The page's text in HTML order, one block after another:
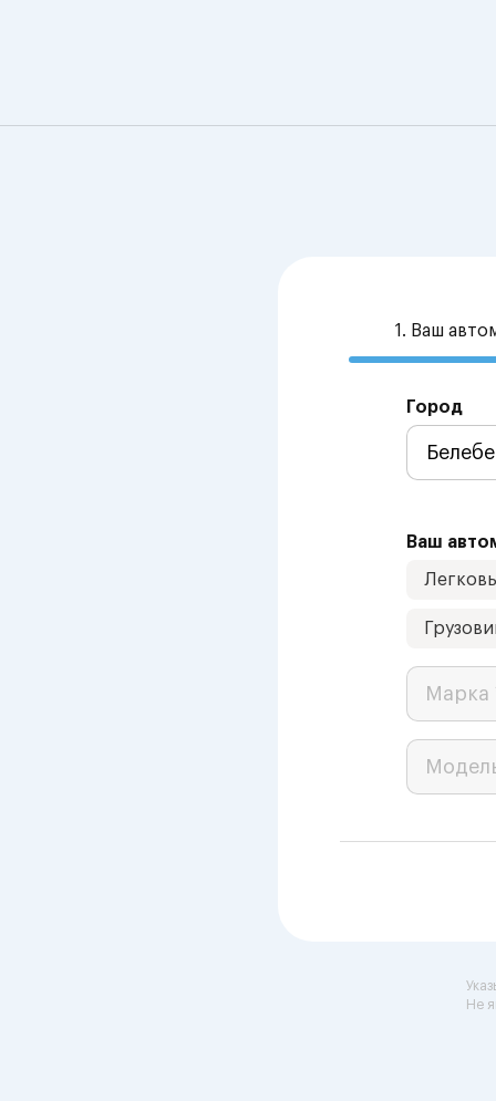
1. Ваш
Город
Ваш
Марка
Не